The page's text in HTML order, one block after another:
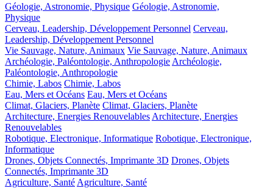
Géologie, Astronomie, Physique Géologie, Astronomie,
Physique
Cerveau, Leadership, Développement Personnel Cerveau,
Leadership, Développement Personnel
Vie Sauvage, Nature, Animaux Vie Sauvage, Nature, Animaux
Archéologie, Paléontologie, Anthropologie Archéologie,
Paléontologie, Anthropologie
Chimie, Labos Chimie, Labos
Eau, Mers et Océans Eau, Mers et Océans
Climat, Glaciers, Planète Climat, Glaciers, Planète
Architecture, Energies Renouvelables Architecture, Energies
Renouvelables
Robotique, Electronique, Informatique Robotique, Electronique,
Informatique
Drones, Objets Connectés, Imprimante 3D Drones, Objets
Connectés, Imprimante 3D
Agriculture, Santé Agriculture, Santé